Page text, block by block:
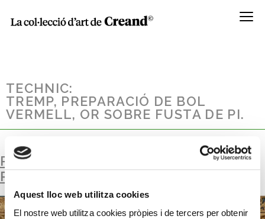
Aquest lloc web utilitza cookies
El nostre web utilitza cookies pròpies i de tercers per obtenir
Menú
TECHNIC:
TREMP, PREPARACIÓ DE BOL
VERMELL, OR SOBRE FUSTA DE PI.
PREDEL·LA. LA PASSIÓ DE CRIST.
RETAULE DE SANT MIQUEL DE PRATS